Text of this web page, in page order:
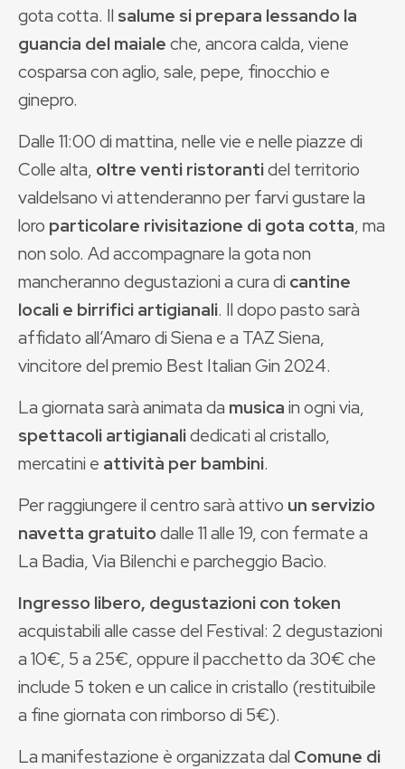
gota cotta. Il salume si prepara lessando la
guancia del maialeche, ancora calda, viene
cosparsa con aglio, sale, pepe, finocchio e
ginepro.
Dalle 11:00 di mattina, nelle vie e nelle piazze di
Colle alta, oltre venti ristorantidel territorio
valdelsano vi attenderanno per farvi gustare la
loro particolare rivisitazione di gota cotta, ma
non solo. Ad accompagnare la gota non
mancheranno degustazioni a cura di cantine
locali e birrifici artigianali. Il dopo pasto sarà
affidato all’Amaro di Siena e a TAZ Siena,
vincitore del premio Best Italian Gin 2024.
La giornata sarà animata da musicain ogni via,
spettacoli artigianalidedicati al cristallo,
mercatini e attività per bambini.
Per raggiungere il centro sarà attivo un servizio
navetta gratuitodalle 11 alle 19, con fermate a
La Badia, Via Bilenchi e parcheggio Bacìo.
Ingresso libero, degustazioni con token
acquistabili alle casse del Festival: 2 degustazioni
a 10€, 5 a 25€, oppure il pacchetto da 30€ che
include 5 token e un calice in cristallo (restituibile
a fine giornata con rimborso di 5€).
La manifestazione è organizzata dal Comune di